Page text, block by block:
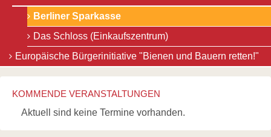
Berliner Sparkasse
Das Schloss (Einkaufszentrum)
Europäische Bürgerinitiative "Bienen und Bauern retten!"
KOMMENDE VERANSTALTUNGEN
Aktuell sind keine Termine vorhanden.